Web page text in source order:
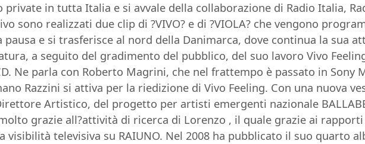
private in tutta Italia e si avvale della collaborazione di Radio Italia,
sono realizzati due clip di ?VIVO? e di ?VIOLA? che vengono
pausa e si trasferisce al nord della Danimarca, dove continua la sua
a seguito del gradimento del pubblico, del suo lavoro Vivo
Ne parla con Roberto Magrini, che nel frattempo è passato in Sony
Razzini si attiva per la riedizione di Vivo Feeling. Con una nuova
Artistico, del progetto per artisti emergenti nazionale
grazie all?attività di ricerca di Lorenzo , il quale grazie ai
visibilità televisiva su RAIUNO. Nel 2008 ha pubblicato il suo quarto